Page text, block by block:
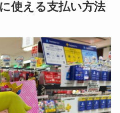
使える支払い方法